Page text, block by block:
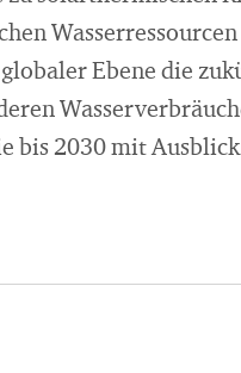
Ebene die
bis 2030 mit